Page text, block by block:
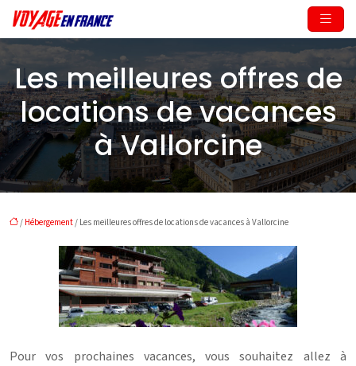
Les meilleures offres de
locations de vacances
à Vallorcine
/ Hébergement / Les meilleures offres de locations de vacances à Vallorcine
Pour vos prochaines vacances, vous souhaitez allez à